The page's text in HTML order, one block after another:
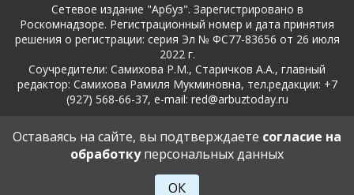
Сетевое издание "Арбуз". Зарегистрировано в
Роскомнадзоре. Регистрационный номер и дата принятия
решения о регистрации: серия Эл № ФС77-83656 от 26 июля
2022 г.
Соучредители: Самихова Р.М., Старичков А.А., главный
редактор: Самихова Рамиля Мукминовна, тел.редакции: +7
(927) 568-66-37, e-mail: red@arbuztoday.ru
Политика в отношении обработки и защиты персональных
данных
18+
Оставаясь на сайте, вы подтверждаете согласие на
обработкуперсональных данных
ОК